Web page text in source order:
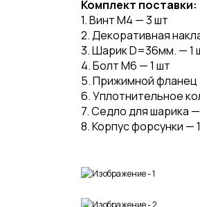
Комплект поставки:
1. Винт М4 — 3 шт
2. Декоративная
3. Шарик D=36мм. — 1
4. Болт М6 — 1 шт
5. Прижимной фланец
6. Уплотнительное
7. Седло для шарика —
8. Корпус форсунки —